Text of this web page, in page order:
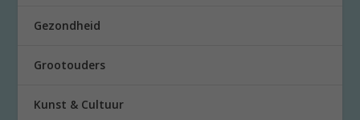
Gezondheid
Grootouders
Kunst & Cultuur